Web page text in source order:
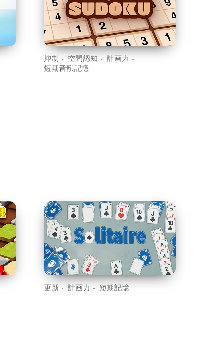
抑制 空間認知
計画力
短期音韻記憶
更新 計画力 短期記憶